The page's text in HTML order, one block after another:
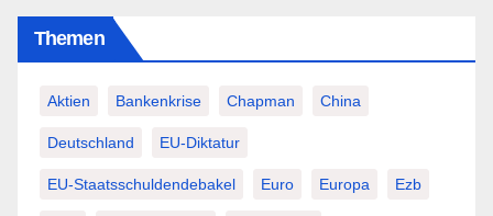
Themen
Aktien Bankenkrise Chapman China
Deutschland EU-Diktatur
EU-Staatsschuldendebakel Euro Europa Ezb